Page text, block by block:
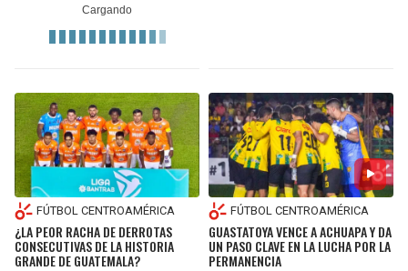
FÚTBOL CENTROAMÉRICA
¿LA PEOR RACHA DE DERROTAS
CONSECUTIVAS DE LA HISTORIA
GRANDE DE GUATEMALA?
FÚTBOL CENTROAMÉRICA
GUASTATOYA VENCE A ACHUAPA Y DA
UN PASO CLAVE EN LA LUCHA POR LA
PERMANENCIA